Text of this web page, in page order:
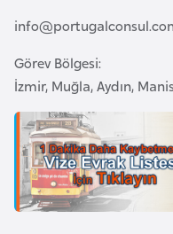
Görev Bölgesi:
İzmir, Muğla, Aydın,
B
o
s
n
a
H
e
r